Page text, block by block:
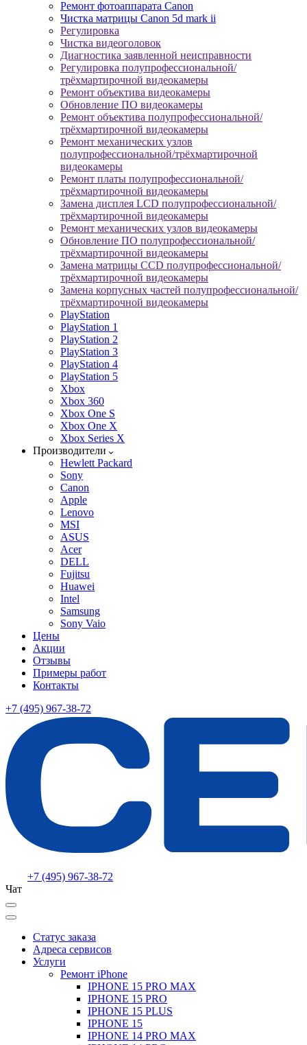
Ремонт фотоаппарата Canon
Чистка матрицы Canon 5d mark ii
Регулировка
Чистка видеоголовок
Диагностика заявленной неисправности
Регулировка полупрофессиональной/
трёхмартирочной видеокамеры
Ремонт объектива видеокамеры
Обновление ПО видеокамеры
Ремонт объектива полупрофессиональной/
трёхмартирочной видеокамеры
Ремонт механических узлов
полупрофессиональной/трёхмартирочной
видеокамеры
Ремонт платы полупрофессиональной/
трёхмартирочной видеокамеры
Замена дисплея LCD полупрофессиональной/
трёхмартирочной видеокамеры
Ремонт механических узлов видеокамеры
Обновление ПО полупрофессиональной/
трёхмартирочной видеокамеры
Замена матрицы CCD полупрофессиональной/
трёхмартирочной видеокамеры
Замена корпусных частей полупрофессиональной/
трёхмартирочной видеокамеры
PlayStation
PlayStation 1
PlayStation 2
PlayStation 3
PlayStation 4
PlayStation 5
Xbox
Xbox 360
Xbox One S
Xbox One X
Xbox Series X
Производители
Hewlett Packard
Sony
Canon
Apple
Lenovo
MSI
ASUS
Acer
DELL
Fujitsu
Huawei
Intel
Samsung
Sony Vaio
Цены
Акции
Отзывы
Примеры работ
Контакты
+7 (495) 967-38-72
+7 (495) 967-38-72
Чат
Статус заказа
Адреса сервисов
Услуги
Ремонт iPhone
IPHONE 15 PRO MAX
IPHONE 15 PRO
IPHONE 15 PLUS
IPHONE 15
IPHONE 14 PRO MAX